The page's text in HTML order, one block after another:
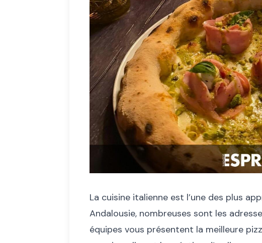
La cuisine italienne est l’une des plus
Andalousie, nombreuses sont les
équipes vous présentent la meilleure